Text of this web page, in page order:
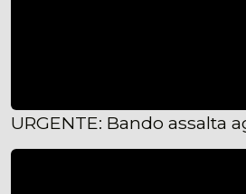
URGENTE: Bando